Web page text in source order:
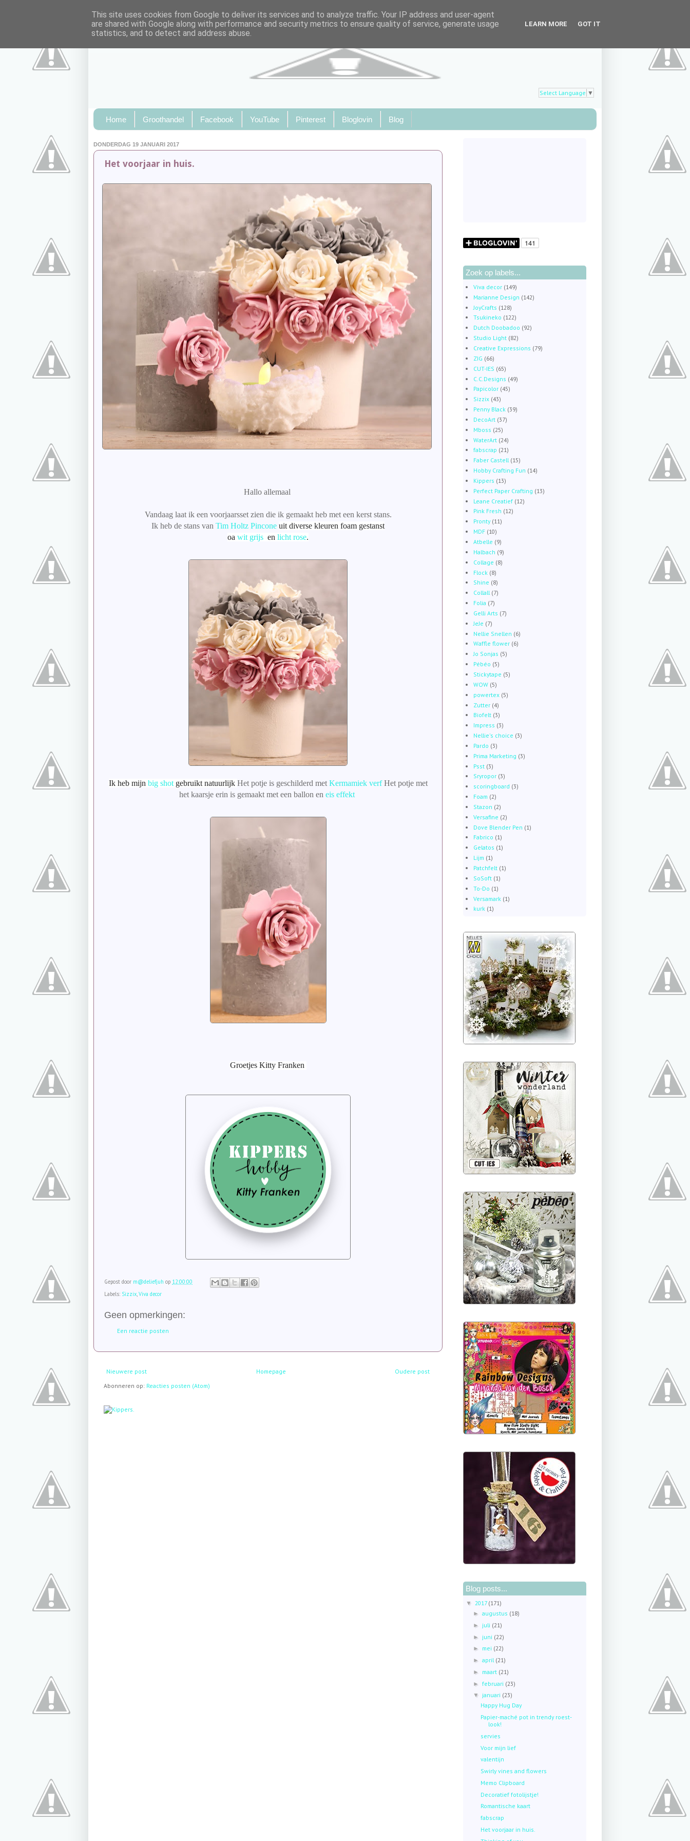
Select Language ▼
Home Groothandel Facebook YouTube Pinterest Bloglovin Blog
DONDERDAG 19 JANUARI 2017
Het voorjaar in huis.
Hallo allemaal
Vandaag laat ik een voorjaarsset zien die ik gemaakt heb met een kerst stans.
Ik heb de stans van Tim Holtz Pincone uit diverse kleuren foam gestanst
oa wit grijs en licht rose.
Ik heb mijn big shot gebruikt natuurlijk Het potje is geschilderd met Kermamiek verfHet potje met
het kaarsje erin is gemaakt met een ballon en eis effekt
Groetjes Kitty Franken
Gepost door m@deliefjuh op 12:00:00
Labels: Sizzix,Viva decor
Geen opmerkingen:
Een reactie posten
Nieuwere post Oudere post
Homepage
Abonneren op: Reacties posten (Atom)
Zoek op labels...
Viva decor (149)
Marianne Design (142)
JoyCrafts (128)
Tsukineko (122)
Dutch Doobadoo (92)
Studio Light (82)
Creative Expressions (79)
ZIG (66)
CUT-IES (65)
C.C.Designs (49)
Papicolor (45)
Sizzix (43)
Penny Black (39)
DecoArt (37)
Mboss (25)
WaterArt (24)
fabscrap (21)
Faber Castell (15)
Hobby Crafting Fun (14)
Kippers (13)
Perfect Paper Crafting (13)
Leane Creatief (12)
Pink Fresh (12)
Pronty (11)
MDF (10)
Atbelle (9)
Halbach (9)
Collage (8)
Flock (8)
Shine (8)
Collall (7)
Folia (7)
Gelli Arts (7)
JeJe (7)
Nellie Snellen (6)
Waffle flower (6)
Jo Sonjas (5)
Pébéo (5)
Stickytape (5)
WOW (5)
powertex (5)
Zutter (4)
Biofelt (3)
Impress (3)
Nellie's choice (3)
Pardo (3)
Prima Marketing (3)
Psst (3)
Sryropor (3)
scoringboard (3)
Foam (2)
Stazon (2)
Versafine (2)
Dove Blender Pen (1)
Fabrico (1)
Gelatos (1)
Lijm (1)
Patchfelt (1)
SoSoft (1)
To-Do (1)
Versamark (1)
kurk (1)
Blog posts...
▼ 2017 (171)
►augustus (18)
► juli (21)
► juni (22)
► mei (22)
►april (21)
► maart (21)
►februari (23)
▼ januari (23)
Happy Hug Day
Papier-maché pot in trendy roest-
look!
servies
Voor mijn lief
valentijn
Swirly vines and flowers
Memo Clipboard
Decoratief fotolijstje!
Romantische kaart
fabscrap
Het voorjaar in huis.
This site uses cookies from Google to deliver its services and to analyze traffic. Your IP address and user-agent
are shared with Google along with performance and security metrics to ensure quality of service, generate usage
statistics, and to detect and address abuse.
LEARN MORE GOT IT